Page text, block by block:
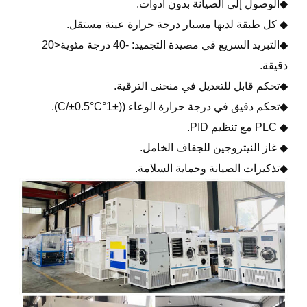
◆الوصول إلى الصيانة بدون أدوات.
◆ كل طبقة لديها مسبار درجة حرارة عينة مستقل.
◆التبريد السريع في مصيدة التجميد: -40 درجة مئوية<20
دقيقة.
◆تحكم قابل للتعديل في منحنى الترقية.
◆تحكم دقيق في درجة حرارة الوعاء ((±1°C/±0.5°C).
◆ PLC مع تنظيم PID.
◆ غاز النيتروجين للجفاف الخامل.
◆تذكيرات الصيانة وحماية السلامة.